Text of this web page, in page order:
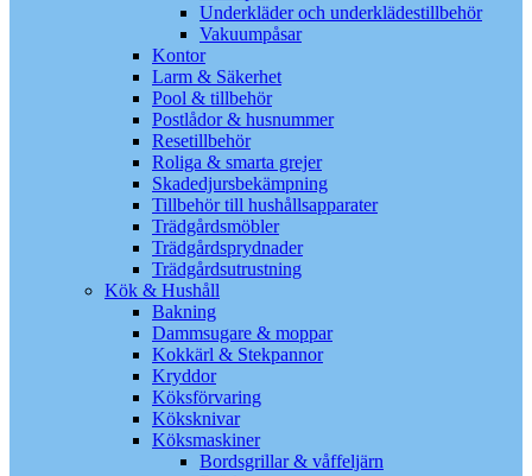
Underkläder och underklädestillbehör
Vakuumpåsar
Kontor
Larm & Säkerhet
Pool & tillbehör
Postlådor & husnummer
Resetillbehör
Roliga & smarta grejer
Skadedjursbekämpning
Tillbehör till hushållsapparater
Trädgårdsmöbler
Trädgårdsprydnader
Trädgårdsutrustning
Kök & Hushåll
Bakning
Dammsugare & moppar
Kokkärl & Stekpannor
Kryddor
Köksförvaring
Köksknivar
Köksmaskiner
Bordsgrillar & våffeljärn